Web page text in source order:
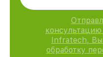
Infratech, Вы
обработку